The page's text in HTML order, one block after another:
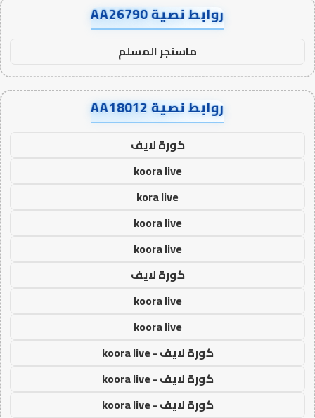
روابط نصية AA26790
ماسنجر المسلم
روابط نصية AA18012
كورة لايف
koora live
kora live
koora live
koora live
كورة لايف
koora live
koora live
كورة لايف - koora live
كورة لايف - koora live
كورة لايف - koora live